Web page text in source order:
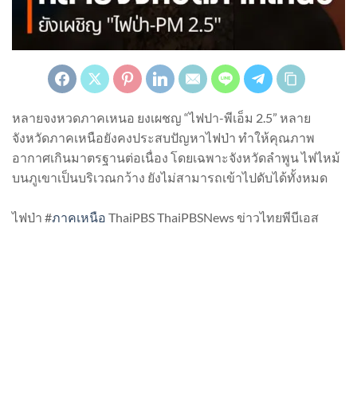
หลายจงหวดภาคเหนอ ยงเผชญ “ไฟปา-พีเอ็ม 2.5” หลาย
จังหวัดภาคเหนือยังคงประสบปัญหาไฟป่า ทำให้คุณภาพ
อากาศเกินมาตรฐานต่อเนื่อง โดยเฉพาะจังหวัดลำพูน ไฟไหม้
บนภูเขาเป็นบริเวณกว้าง ยังไม่สามารถเข้าไปดับได้ทั้งหมด
ไฟป่า #ภาคเหนือ ThaiPBS ThaiPBSNews ข่าวไทยพีบีเอส